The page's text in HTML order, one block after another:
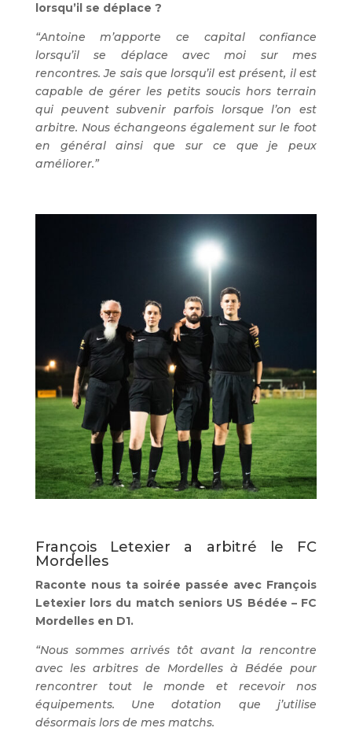
lorsqu’il se déplace ?
“Antoine m’apporte ce capital confiance
lorsqu’il se déplace avec moi sur mes
rencontres. Je sais que lorsqu’il est présent, il est
capable de gérer les petits soucis hors terrain
qui peuvent subvenir parfois lorsque l’on est
arbitre. Nous échangeons également sur le foot
en général ainsi que sur ce que je peux
améliorer.”
François Letexier a arbitré le FC
Mordelles
Raconte nous ta soirée passée avec François
Letexier lors du match seniors US Bédée – FC
Mordelles en D1.
“Nous sommes arrivés tôt avant la rencontre
avec les arbitres de Mordelles à Bédée pour
rencontrer tout le monde et recevoir nos
équipements. Une dotation que j’utilise
désormais lors de mes matchs.